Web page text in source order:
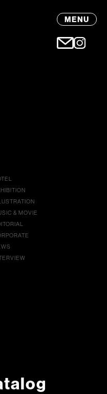
MENU
& MOVIE